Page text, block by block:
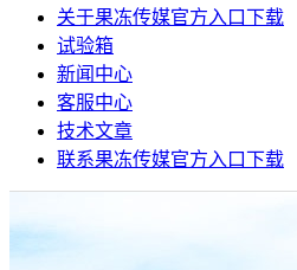
关于果冻传媒官方入口下载
试验箱
新闻中心
客服中心
技术文章
联系果冻传媒官方入口下载